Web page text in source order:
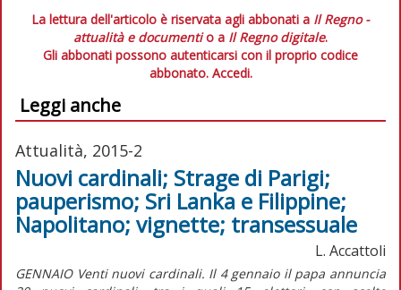
La lettura dell'articolo è riservata agli abbonati a Il Regno -
attualità e documentio a Il Regno digitale.
Gli abbonati possono autenticarsi con il proprio codice
abbonato. Accedi.
Leggi anche
Attualità, 2015-2
Nuovi cardinali; Strage di Parigi;
pauperismo; Sri Lanka e Filippine;
Napolitano; vignette; transessuale
L. Accattoli
GENNAIO Venti nuovi cardinali. Il 4 gennaio il papa annuncia